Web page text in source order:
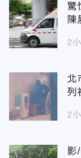
驚
陳
2
北
列
2
影